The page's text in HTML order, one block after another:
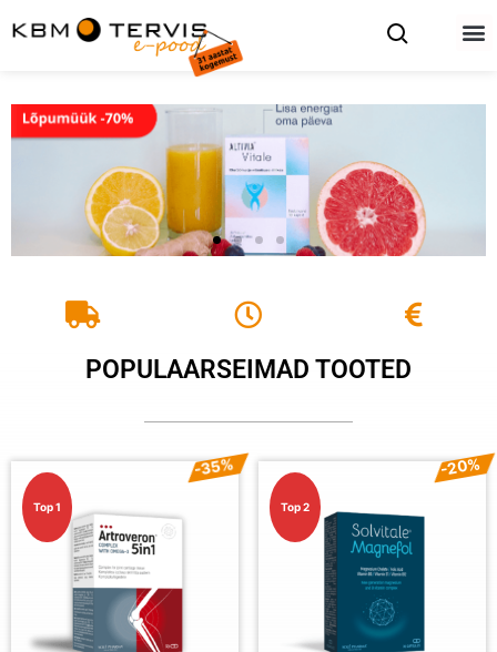
POPULAARSEIMAD TOOTED
Top 1
-35%
Top 2
-20%